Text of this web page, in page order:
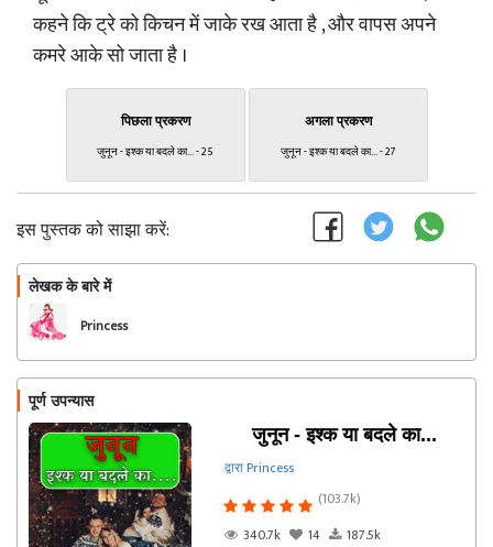
कहने कि ट्रे को किचन में जाके रख आता है , और वापस अपने
कमरे आके सो जाता है ।
पिछला प्रकरण
जुनून - इश्क या बदले का... - 25
अगला प्रकरण
जुनून - इश्क या बदले का... - 27
इस पुस्तक को साझा करें:
लेखक के बारे में
Princess
पूर्ण उपन्यास
जुनून - इश्क या बदले का...
द्वारा Princess
(103.7k)
340.7k
14 187.5k